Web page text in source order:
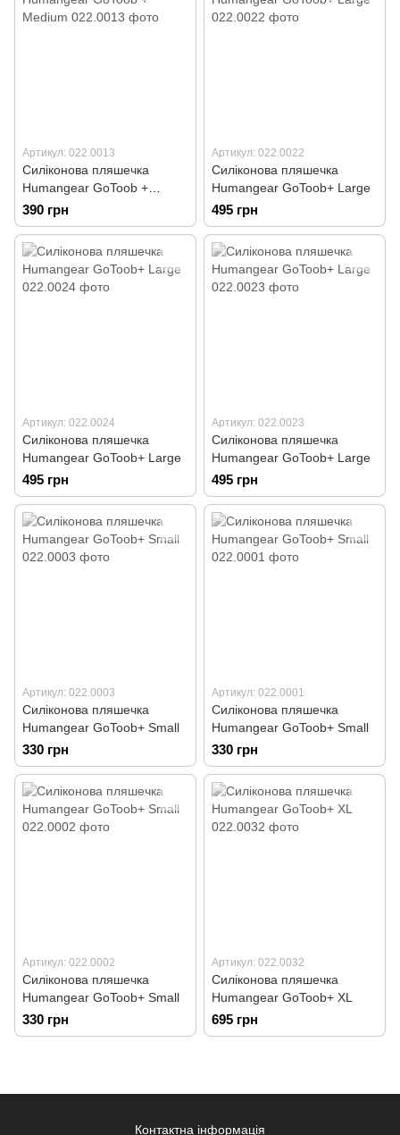
Артикул: 022.0013
Силіконова пляшечка
Humangear GoToob +
Medium
390 грн
Артикул: 022.0022
Силіконова пляшечка
Humangear GoToob+ Large
495 грн
Артикул: 022.0024
Силіконова пляшечка
Humangear GoToob+ Large
495 грн
Артикул: 022.0023
Силіконова пляшечка
Humangear GoToob+ Large
495 грн
Артикул: 022.0003
Силіконова пляшечка
Humangear GoToob+ Small
330 грн
Артикул: 022.0001
Силіконова пляшечка
Humangear GoToob+ Small
330 грн
Артикул: 022.0002
Силіконова пляшечка
Humangear GoToob+ Small
330 грн
Артикул: 022.0032
Силіконова пляшечка
Humangear GoToob+ XL
695 грн
Контактна інформація